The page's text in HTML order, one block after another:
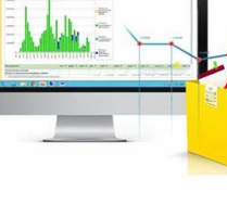
Смотреть проект